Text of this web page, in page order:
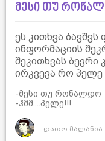
მესი თუ
ეს კითხვა
ინფორმაციის
შეკითხვას ბევრი
ირკვევა რო პელე
-მესი თუ რონალდო
-ჰმმ....პელე!!!
დათო მალანია